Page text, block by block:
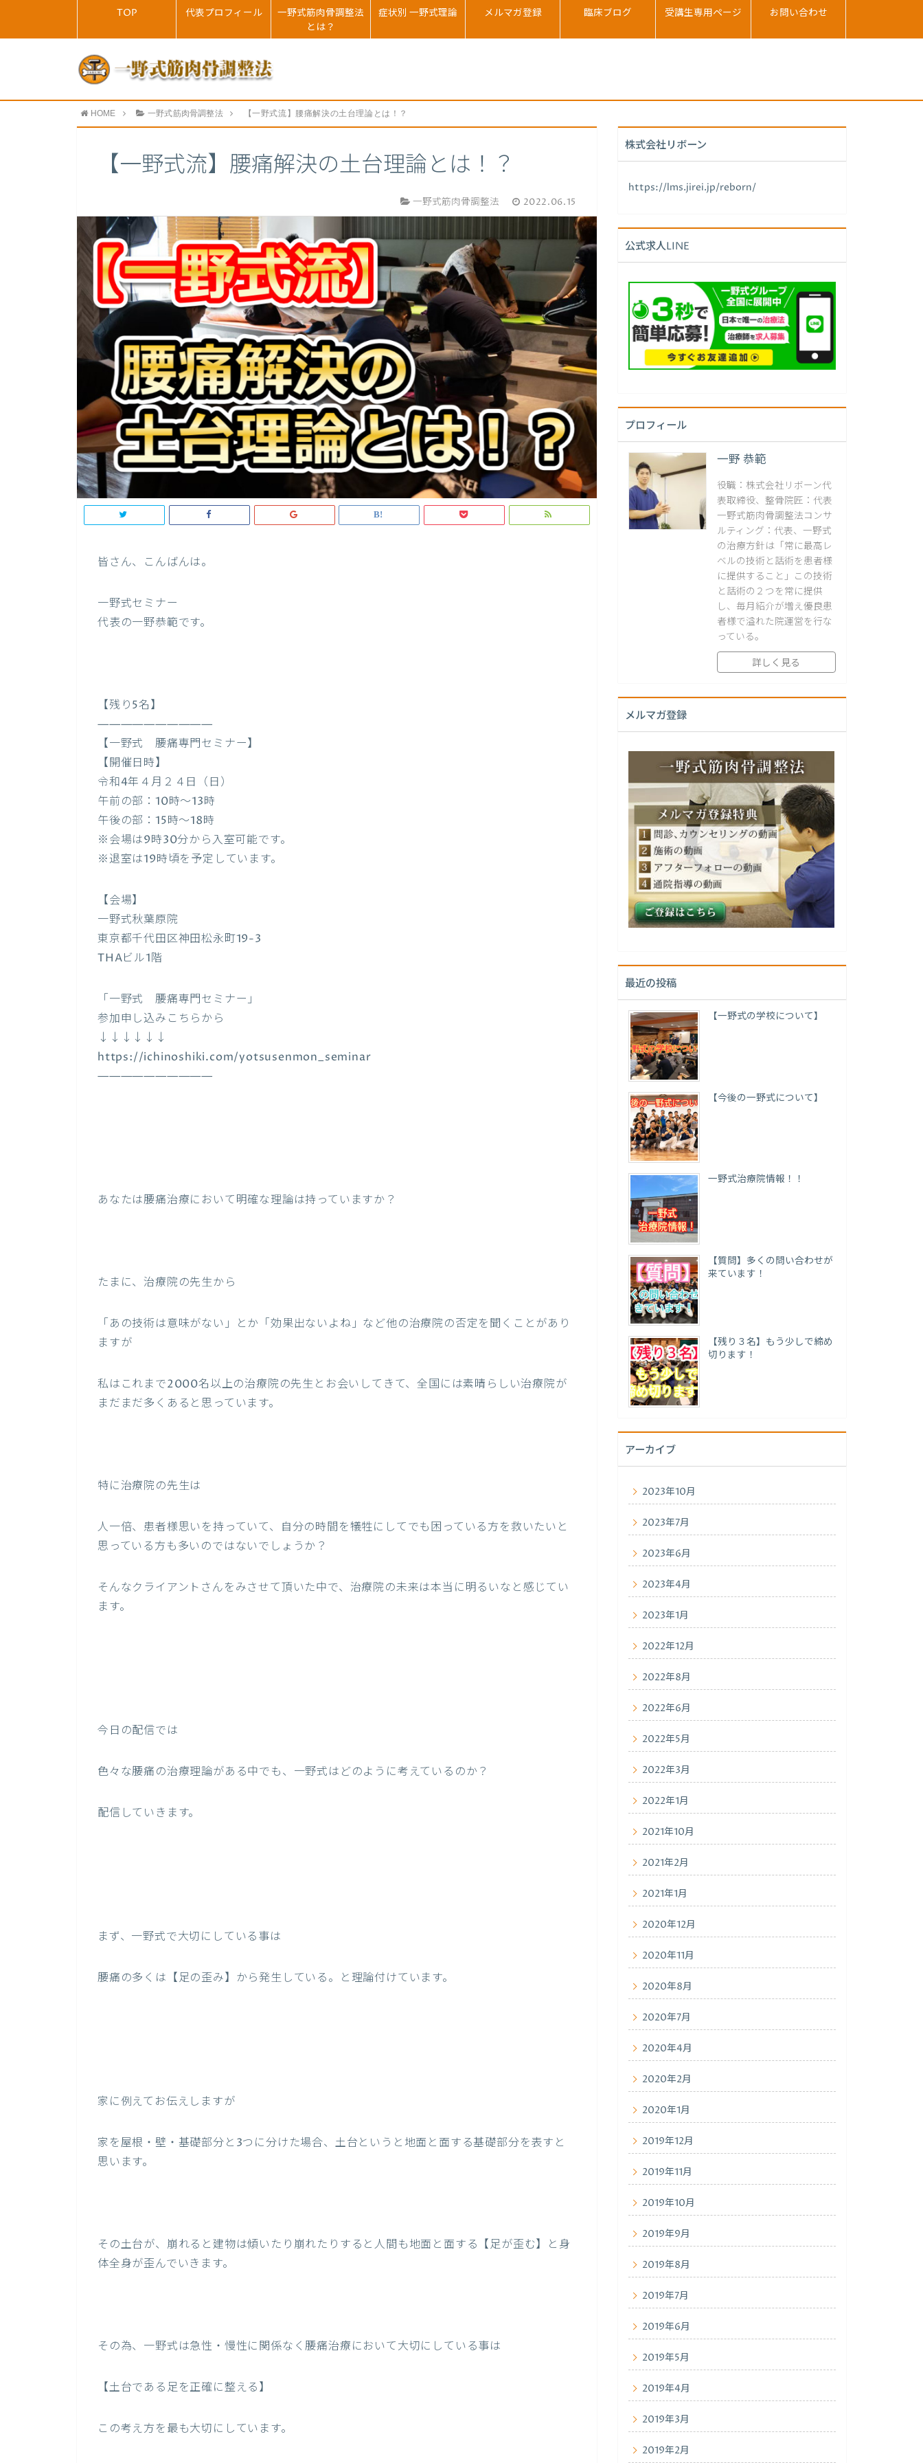
TOP 代表プロフィール
一野式筋肉骨調整法
とは？
症状別 一野式理論 メルマガ登録 臨床ブログ 受講生専用ページ お問い合わせ
HOME 一野式筋肉骨調整法 【一野式流】腰痛解決の土台理論とは！？
【一野式流】腰痛解決の土台理論とは！？
一野式筋肉骨調整法 2022.06.15
皆さん、こんばんは。
一野式セミナー
代表の一野恭範です。
【残り5名】
——————————
【一野式 腰痛専門セミナー】
【開催日時】
令和4年４月２４日（日）
午前の部：10時〜13時
午後の部：15時〜18時
※会場は9時30分から入室可能です。
※退室は19時頃を予定しています。
【会場】
一野式秋葉原院
東京都千代田区神田松永町19-3
THAビル1階
「一野式 腰痛専門セミナー」
参加申し込みこちらから
↓↓↓↓↓↓
https://ichinoshiki.com/yotsusenmon_seminar
——————————
あなたは腰痛治療において明確な理論は持っていますか？
たまに、治療院の先生から
「あの技術は意味がない」とか「効果出ないよね」など他の治療院の否定を聞くことがあり
ますが
私はこれまで2000名以上の治療院の先生とお会いしてきて、全国には素晴らしい治療院が
まだまだ多くあると思っています。
特に治療院の先生は
人一倍、患者様思いを持っていて、自分の時間を犠牲にしてでも困っている方を救いたいと
思っている方も多いのではないでしょうか？
そんなクライアントさんをみさせて頂いた中で、治療院の未来は本当に明るいなと感じてい
ます。
今日の配信では
色々な腰痛の治療理論がある中でも、一野式はどのように考えているのか？
配信していきます。
まず、一野式で大切にしている事は
腰痛の多くは【足の歪み】から発生している。と理論付けています。
家に例えてお伝えしますが
家を屋根・壁・基礎部分と3つに分けた場合、土台というと地面と面する基礎部分を表すと
思います。
その土台が、崩れると建物は傾いたり崩れたりすると人間も地面と面する【足が歪む】と身
体全身が歪んでいきます。
その為、一野式は急性・慢性に関係なく腰痛治療において大切にしている事は
【土台である足を正確に整える】
この考え方を最も大切にしています。
株式会社リボーン
https://lms.jirei.jp/reborn/
公式求人LINE
プロフィール
一野 恭範
役職：株式会社リボーン代
表取締役、整骨院匠：代表
一野式筋肉骨調整法コンサ
ルティング：代表、一野式
の治療方針は「常に最高レ
ベルの技術と話術を患者様
に提供すること」この技術
と話術の２つを常に提供
し、毎月紹介が増え優良患
者様で溢れた院運営を行な
っている。
詳しく見る
メルマガ登録
最近の投稿
【一野式の学校について】
【今後の一野式について】
一野式治療院情報！！
【質問】多くの問い合わせが
来ています！
【残り３名】もう少しで締め
切ります！
アーカイブ
2023年10月
2023年7月
2023年6月
2023年4月
2023年1月
2022年12月
2022年8月
2022年6月
2022年5月
2022年3月
2022年1月
2021年10月
2021年2月
2021年1月
2020年12月
2020年11月
2020年8月
2020年7月
2020年4月
2020年2月
2020年1月
2019年12月
2019年11月
2019年10月
2019年9月
2019年8月
2019年7月
2019年6月
2019年5月
2019年4月
2019年3月
2019年2月